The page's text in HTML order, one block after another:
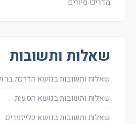
מדריכי סיורים
שאלות ותשובות
שאלות ותשובות בנושא הדרכת בר
שאלות ותשובות בנושא הסעות
שאלות ותשובות בנושא כלייזמרים